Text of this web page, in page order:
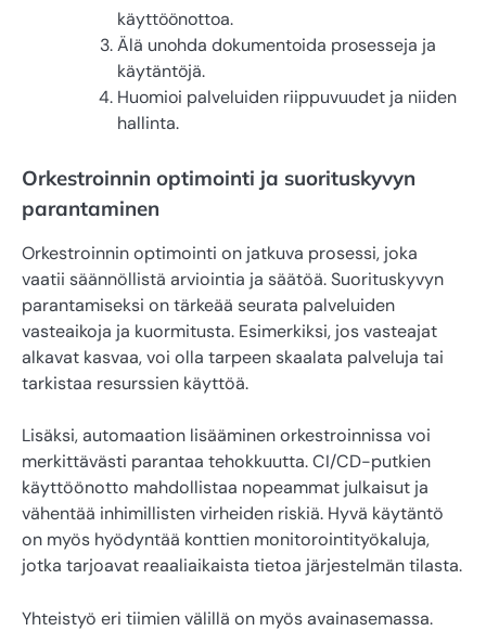
käyttöönottoa.
Älä unohda dokumentoida prosesseja ja
käytäntöjä.
Huomioi palveluiden riippuvuudet ja niiden
hallinta.
Orkestroinnin optimointi ja suorituskyvyn
parantaminen
Orkestroinnin optimointi on jatkuva prosessi, joka
vaatii säännöllistä arviointia ja säätöä. Suorituskyvyn
parantamiseksi on tärkeää seurata palveluiden
vasteaikoja ja kuormitusta. Esimerkiksi, jos vasteajat
alkavat kasvaa, voi olla tarpeen skaalata palveluja tai
tarkistaa resurssien käyttöä.
Lisäksi, automaation lisääminen orkestroinnissa voi
merkittävästi parantaa tehokkuutta. CI/CD-putkien
käyttöönotto mahdollistaa nopeammat julkaisut ja
vähentää inhimillisten virheiden riskiä. Hyvä käytäntö
on myös hyödyntää konttien monitorointityökaluja,
jotka tarjoavat reaaliaikaista tietoa järjestelmän tilasta.
Yhteistyö eri tiimien välillä on myös avainasemassa.